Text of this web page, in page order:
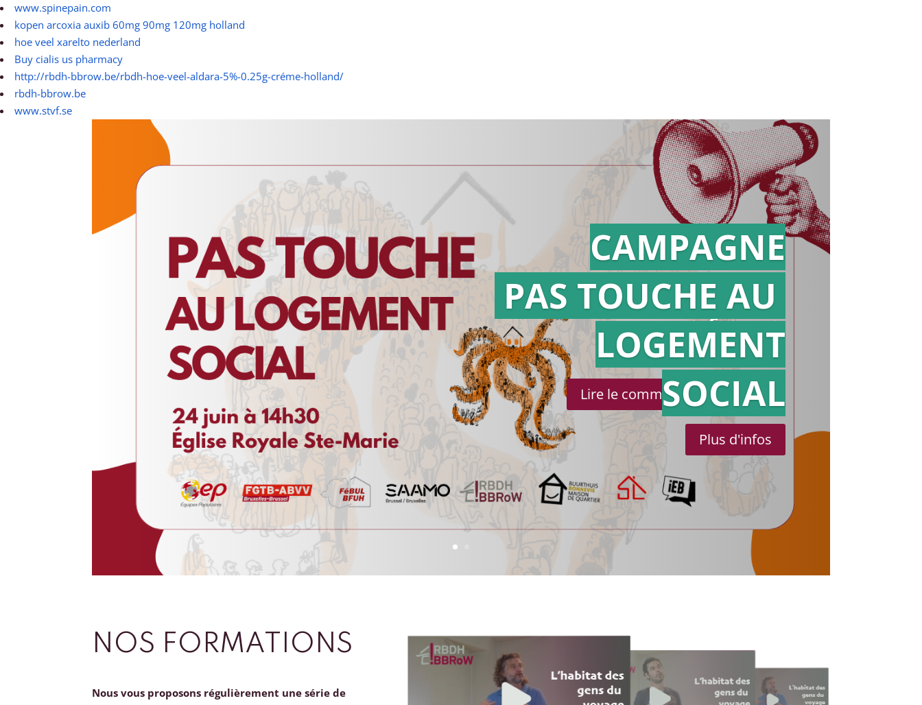
www.spinepain.com
kopen arcoxia auxib 60mg 90mg 120mg holland
hoe veel xarelto nederland
Buy cialis us pharmacy
http://rbdh-bbrow.be/rbdh-hoe-veel-aldara-5%-0.25g-créme-holland/
rbdh-bbrow.be
www.stvf.se
Action en
référé
Lire le communiqué de presse
CAMPAGNE
PAS TOUCHE AU
LOGEMENT
SOCIAL
Plus d'infos
NOS FORMATIONS
Nous vous proposons régulièrement une série de